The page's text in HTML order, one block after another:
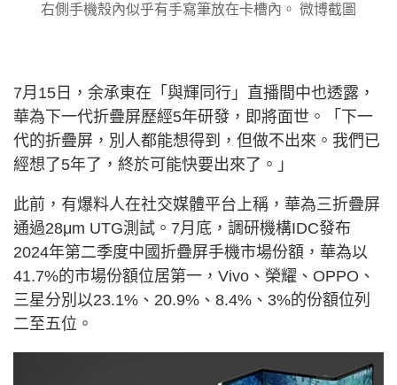
右側手機殼內似乎有手寫筆放在卡槽內。 微博截圖
7月15日，余承東在「與輝同行」直播間中也透露，
華為下一代折疊屏歷經5年研發，即將面世。「下一
代的折疊屏，別人都能想得到，但做不出來。我們已
經想了5年了，終於可能快要出來了。」
此前，有爆料人在社交媒體平台上稱，華為三折疊屏
通過28μm UTG測試。7月底，調研機構IDC發布
2024年第二季度中國折疊屏手機市場份額，華為以
41.7%的市場份額位居第一，Vivo、榮耀、OPPO、
三星分別以23.1%、20.9%、8.4%、3%的份額位列
二至五位。